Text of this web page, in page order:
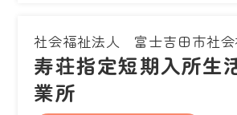
社会福祉法人 富士吉田市社会
寿荘指定短期入所生
業所